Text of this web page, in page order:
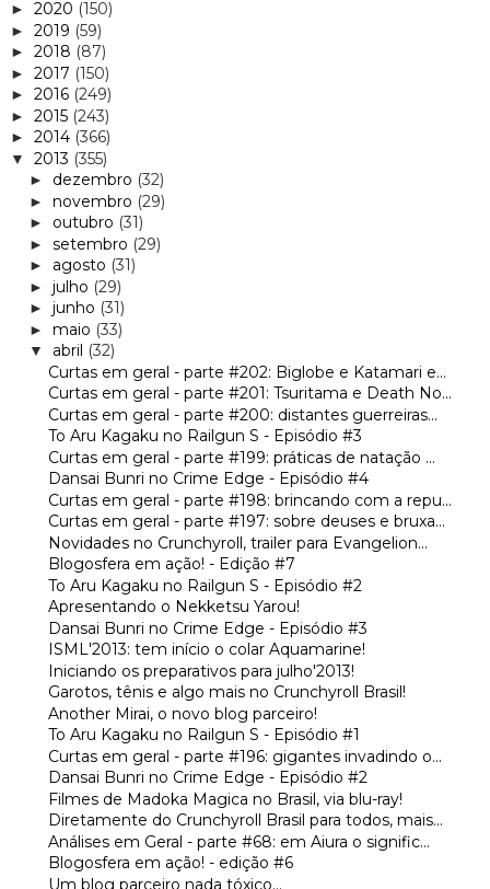
► 2020 (150)
► 2019 (59)
► 2018 (87)
► 2017 (150)
► 2016 (249)
► 2015 (243)
► 2014 (366)
▼ 2013 (355)
► dezembro (32)
► novembro (29)
► outubro (31)
► setembro (29)
► agosto (31)
► julho (29)
► junho (31)
► maio (33)
▼ abril (32)
Curtas em geral - parte #202: Biglobe e Katamari e...
Curtas em geral - parte #201: Tsuritama e Death No...
Curtas em geral - parte #200: distantes guerreiras...
To Aru Kagaku no Railgun S - Episódio #3
Curtas em geral - parte #199: práticas de natação ...
Dansai Bunri no Crime Edge - Episódio #4
Curtas em geral - parte #198: brincando com a repu...
Curtas em geral - parte #197: sobre deuses e bruxa...
Novidades no Crunchyroll, trailer para Evangelion...
Blogosfera em ação! - Edição #7
To Aru Kagaku no Railgun S - Episódio #2
Apresentando o Nekketsu Yarou!
Dansai Bunri no Crime Edge - Episódio #3
ISML'2013: tem início o colar Aquamarine!
Iniciando os preparativos para julho'2013!
Garotos, tênis e algo mais no Crunchyroll Brasil!
Another Mirai, o novo blog parceiro!
To Aru Kagaku no Railgun S - Episódio #1
Curtas em geral - parte #196: gigantes invadindo o...
Dansai Bunri no Crime Edge - Episódio #2
Filmes de Madoka Magica no Brasil, via blu-ray!
Diretamente do Crunchyroll Brasil para todos, mais...
Análises em Geral - parte #68: em Aiura o signific...
Blogosfera em ação! - edição #6
Um blog parceiro nada tóxico...